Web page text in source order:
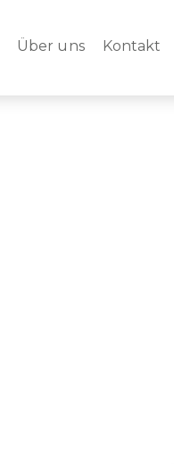
Über uns Kontakt